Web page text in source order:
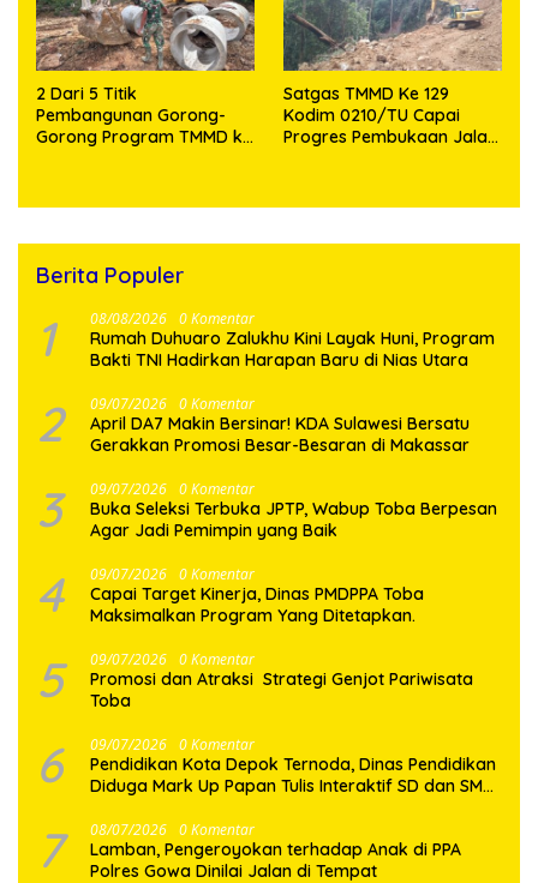
2 Dari 5 Titik
Pembangunan Gorong-
Gorong Program TMMD ke
Satgas TMMD Ke 129
Kodim 0210/TU Capai
Progres Pembukaan Jalan
Berita Populer
1 08/08/2026 0 Komentar
Rumah Duhuaro Zalukhu Kini Layak Huni, Program
Bakti TNI Hadirkan Harapan Baru di Nias Utara
2 09/07/2026 0 Komentar
April DA7 Makin Bersinar! KDA Sulawesi Bersatu
Gerakkan Promosi Besar-Besaran di Makassar
3 09/07/2026 0 Komentar
Buka Seleksi Terbuka JPTP, Wabup Toba Berpesan
Agar Jadi Pemimpin yang Baik
4 09/07/2026 0 Komentar
Capai Target Kinerja, Dinas PMDPPA Toba
Maksimalkan Program Yang Ditetapkan.
5 09/07/2026 0 Komentar
Promosi dan Atraksi Strategi Genjot Pariwisata
Toba
6 09/07/2026 0 Komentar
Pendidikan Kota Depok Ternoda, Dinas Pendidikan
Diduga Mark Up Papan Tulis Interaktif SD dan SMP
7 08/07/2026 0 Komentar
Lamban, Pengeroyokan terhadap Anak di PPA
Polres Gowa Dinilai Jalan di Tempat